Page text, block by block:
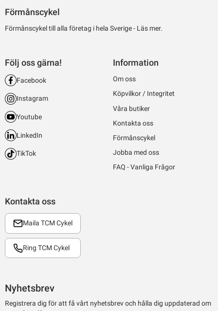
Förmånscykel
Förmånscykel till alla företag i hela Sverige - Läs mer.
Kontakta oss
Maila TCM Cykel
Ring TCM Cykel
Följ oss gärna!
Facebook
Instagram
Youtube
LinkedIn
TikTok
Information
Om oss
Köpvilkor / Integritet
Våra butiker
Kontakta oss
Förmånscykel
Jobba med oss
FAQ - Vanliga Frågor
Nyhetsbrev
Registrera dig för att få vårt nyhetsbrev och hålla dig uppdaterad om